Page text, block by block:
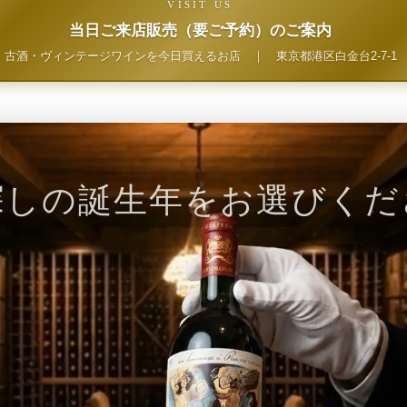
VISIT US
当日ご来店販売（要ご予約）のご案内
古酒・ヴィンテージワインを今日買えるお店｜ 東京都港区白金台2-7-1
の誕生年をお選びく